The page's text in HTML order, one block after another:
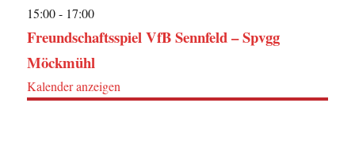
15:00- 17:00
Freundschaftsspiel VfB Sennfeld – Spvgg
Möckmühl
Kalender anzeigen